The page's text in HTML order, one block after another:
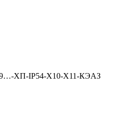
ХП-IP54-Х10-Х11-КЭАЗ